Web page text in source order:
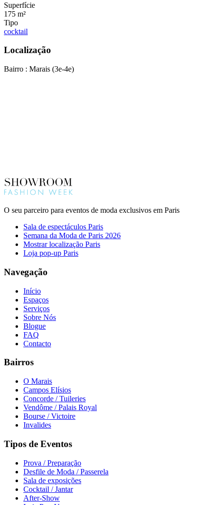
Superfície
175 m²
Tipo
cocktail
Localização
Bairro : Marais (3e-4e)
O seu parceiro para eventos de moda exclusivos em Paris
Sala de espectáculos Paris
Semana da Moda de Paris 2026
Mostrar localização Paris
Loja pop-up Paris
Navegação
Início
Espaços
Serviços
Sobre Nós
Blogue
FAQ
Contacto
Bairros
O Marais
Campos Elísios
Concorde / Tuileries
Vendôme / Palais Royal
Bourse / Victoire
Invalides
Tipos de Eventos
Prova / Preparação
Desfile de Moda / Passerela
Sala de exposições
Cocktail / Jantar
After-Show